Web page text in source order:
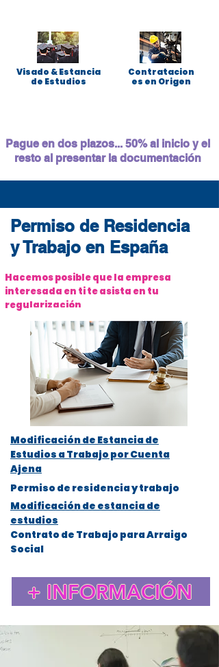
Visado & Estancia
de Estudios
Contratacion
es en Origen
Pague en dos plazos... 50% al inicio y el
resto al presentar la documentación
Permiso de Residencia
y Trabajo en España
Hacemos posible que la empresa
interesada en ti te asista en tu
regularización
Modificación de Estancia de
Estudios a Trabajo por Cuenta
Ajena
Permiso de residencia y trabajo
Modificación de estancia de
estudios
Contrato de Trabajo para Arraigo
Social
+ INFORMACIÓN